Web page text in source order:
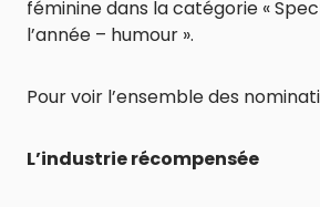
féminine dans la catégorie «
l’année – humour ».
Pour voir l’ensemble des
L’industrie récompensée